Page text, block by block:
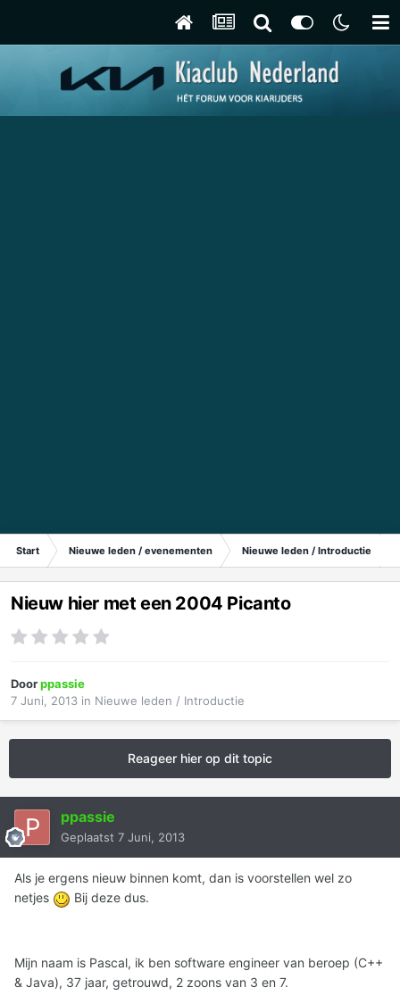
Start Nieuwe leden / evenementen Nieuwe leden / Introductie
Nieuw hier met een 2004 Picanto
Doorppassie
7 Juni, 2013 in Nieuwe leden / Introductie
Reageer hier op dit topic
ppassie
Geplaatst 7 Juni, 2013
Als je ergens nieuw binnen komt, dan is voorstellen wel zo
netjes
Bij deze dus.
Mijn naam is Pascal, ik ben software engineer van beroep (C++
& Java), 37 jaar, getrouwd, 2 zoons van 3 en 7.